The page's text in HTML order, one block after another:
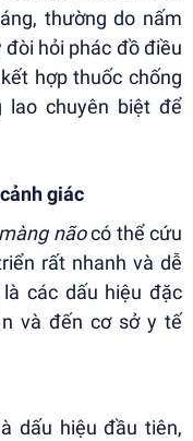
thường do nấm
đòi hỏi phác đồ điều
hợp thuốc chống
lao chuyên biệt để
giác
nãocó thể cứu
rất nhanh và dễ
các dấu hiệu đặc
và đến cơ sở y tế
dấu hiệu đầu tiên,